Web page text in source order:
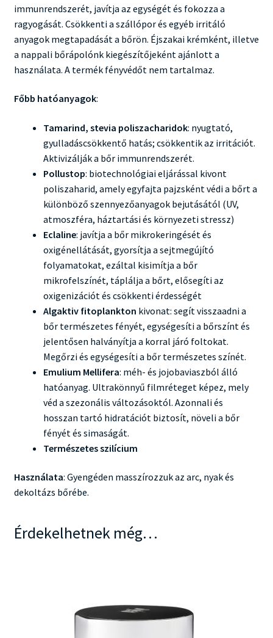
immunrendszerét, javítja az egységét és fokozza a
ragyogását. Csökkenti a szállópor és egyéb irritáló
anyagok megtapadását a bőrön. Éjszakai krémként, illetve
a nappali bőrápolónk kiegészítőjeként ajánlott a
használata. A termék fényvédőt nem tartalmaz.
Főbb hatóanyagok:
Tamarind, stevia poliszacharidok: nyugtató,
gyulladáscsökkentő hatás; csökkentik az irritációt.
Aktivizálják a bőr immunrendszerét.
Pollustop: biotechnológiai eljárással kivont
poliszaharid, amely egyfajta pajzsként védi a bőrt a
különböző szennyezőanyagok bejutásától (UV,
atmoszféra, háztartási és környezeti stressz)
Eclaline: javítja a bőr mikrokeringését és
oxigénellátását, gyorsítja a sejtmegújító
folyamatokat, ezáltal kisimítja a bőr
mikrofelszínét, táplálja a bőrt, elősegíti az
oxigenizációt és csökkenti érdességét
Algaktiv fitoplankton kivonat: segít visszaadni a
bőr természetes fényét, egységesíti a bőrszínt és
jelentősen halványítja a korral járó foltokat.
Megőrzi és egységesíti a bőr természetes színét.
Emulium Mellifera: méh- és jojobaviaszból álló
hatóanyag. Ultrakönnyű filmréteget képez, mely
véd a szezonális változásoktól. Azonnali és
hosszan tartó hidratációt biztosít, növeli a bőr
fényét és simaságát.
Természetes szilícium
Használata: Gyengéden masszírozzuk az arc, nyak és
dekoltázs bőrébe.
Érdekelhetnek még…